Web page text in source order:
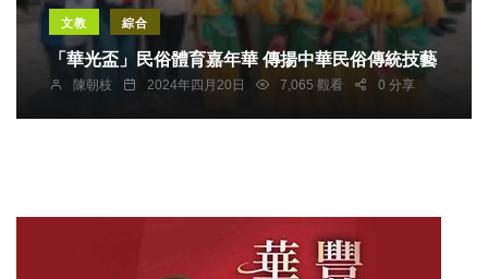
文教 綜合
「華光盃」民俗體育嘉年華 傳揚中華民俗傳統技藝
陳朝枝 2024年四月20日 7,065 觀看 0 分享